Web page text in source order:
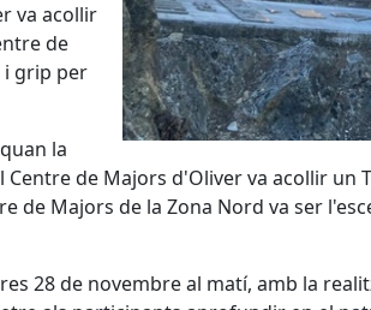
va acollir
de
i grip per
la
de Majors d'Oliver va acollir un
de Majors de la Zona Nord va ser
28 de novembre al matí, amb la